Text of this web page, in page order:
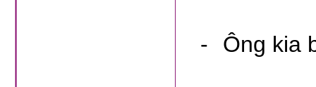
- Ông kia